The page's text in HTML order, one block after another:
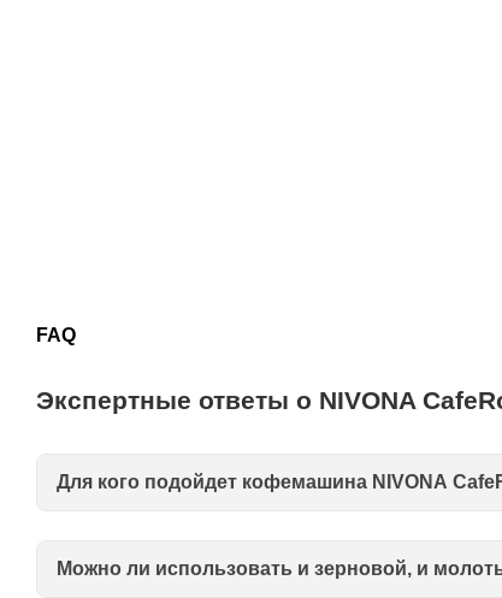
FAQ
Экспертные ответы о NIVONA
Для кого подойдет кофемашина NIVONA
Можно ли использовать и зерновой, и